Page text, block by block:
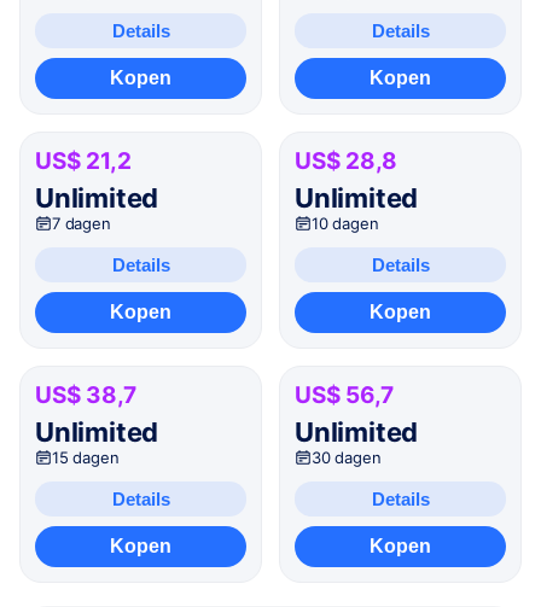
Details
Kopen
Details
Kopen
US$ 21,2
Unlimited
7 dagen
Details
Kopen
US$ 28,8
Unlimited
10 dagen
Details
Kopen
US$ 38,7
Unlimited
15 dagen
Details
Kopen
US$ 56,7
Unlimited
30 dagen
Details
Kopen